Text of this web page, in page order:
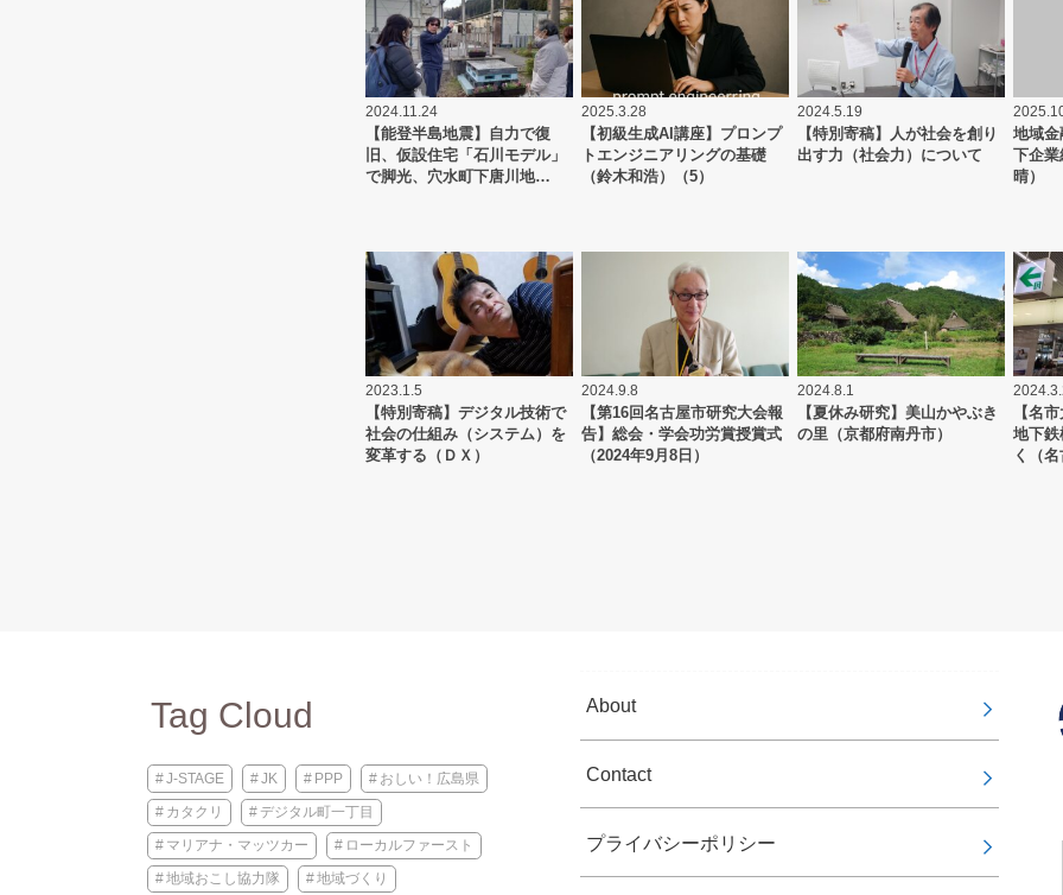
2024.11.24
【能登半島地震】自力で復
旧、仮設住宅「石川モデル」
で脚光、穴水町下唐川地…
2025.3.28
【初級生成AI講座】プロンプ
トエンジニアリングの基礎
（鈴木和浩）（5）
2024.5.19
【特別寄稿】人が社会を創り
出す力（社会力）について
地域金
下企業
晴）
2023.1.5
【特別寄稿】デジタル技術で
社会の仕組み（システム）を
変革する（ＤＸ）
2024.9.8
【第16回名古屋市研究大会報
告】総会・学会功労賞授賞式
（2024年9月8日）
2024.8.1
【夏休み研究】美山かやぶき
の里（京都府南丹市）
【名
地下鉄
く（
Tag Cloud
J-STAGE JK PPP おしい！広島県
カタクリ デジタル町一丁目
マリアナ・マッツカー ローカルファースト
地域おこし協力隊 地域づくり
About
Contact
プライバシーポリシー